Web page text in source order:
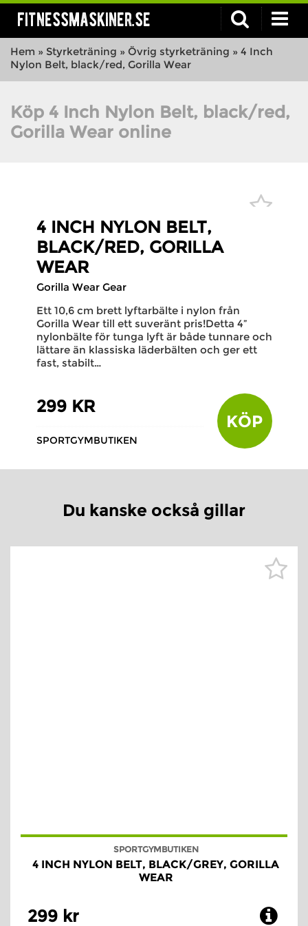
fitnessmaskiner.se
Hem » Styrketräning » Övrig styrketräning » 4 Inch
Nylon Belt, black/red, Gorilla Wear
Köp 4 Inch Nylon Belt, black/red,
Gorilla Wear online
4 INCH NYLON BELT,
BLACK/RED, GORILLA
WEAR
Gorilla Wear Gear
Ett 10,6 cm brett lyftarbälte i nylon från
Gorilla Wear till ett suveränt pris!Detta 4”
nylonbälte för tunga lyft är både tunnare och
lättare än klassiska läderbälten och ger ett
fast, stabilt…
299 KR
SPORTGYMBUTIKEN
KÖP
Du kanske också gillar
SPORTGYMBUTIKEN
4 INCH NYLON BELT, BLACK/GREY, GORILLA
WEAR
299 kr